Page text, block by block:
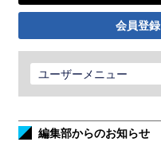
会員登録
ユーザーメニュー
編集部からのお知らせ